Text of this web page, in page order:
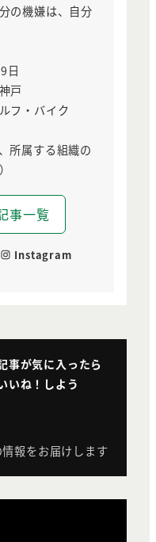
の機嫌は、自分
日
戸
フ・バイク
所属する組織の
事一覧
Instagram
事が気に入ったら
いね！しよう
報をお届けします